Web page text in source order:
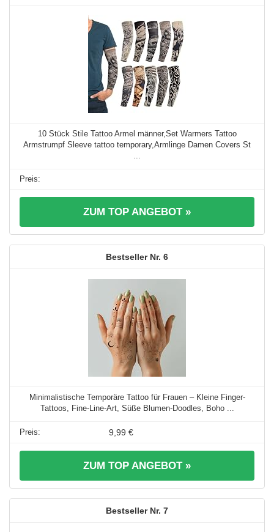
10 Stück Stile Tattoo Armel männer,Set Warmers Tattoo
Armstrumpf Sleeve tattoo temporary,Armlinge Damen Covers St
...
ZUM TOP ANGEBOT »
6
Minimalistische Temporäre Tattoo für Frauen – Kleine Finger-
Tattoos, Fine-Line-Art, Süße Blumen-Doodles, Boho ...
9,99 €
ZUM TOP ANGEBOT »
7